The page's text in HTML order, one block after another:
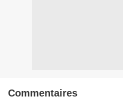
Commentaires